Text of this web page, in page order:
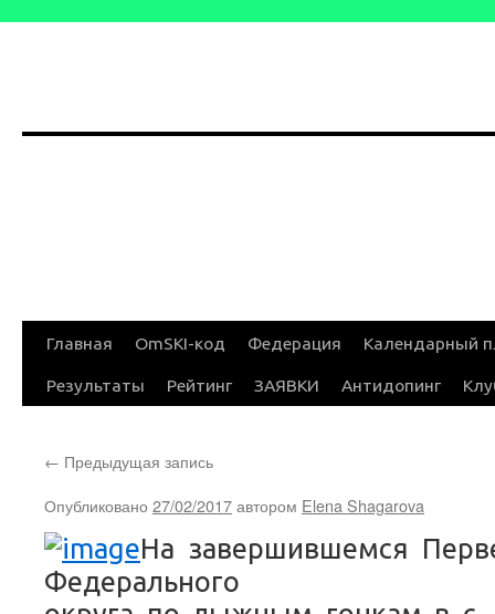
Перейти
Главная OmSKI-код Федерация Календарный
Результаты Рейтинг ЗАЯВКИ Антидопинг
← Предыдущая запись
Опубликовано 27/02/2017автором Elena Shagarova
На завершившемся
Федерального